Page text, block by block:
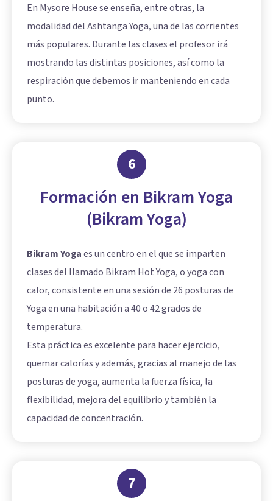
En Mysore House se enseña, entre otras, la
modalidad del Ashtanga Yoga, una de las corrientes
más populares. Durante las clases el profesor irá
mostrando las distintas posiciones, así como la
respiración que debemos ir manteniendo en cada
punto.
6
Formación en Bikram Yoga
(Bikram Yoga)
Bikram Yogaes un centro en el que se imparten
clases del llamado Bikram Hot Yoga, o yoga con
calor, consistente en una sesión de 26 posturas de
Yoga en una habitación a 40 o 42 grados de
temperatura.
Esta práctica es excelente para hacer ejercicio,
quemar calorías y además, gracias al manejo de las
posturas de yoga, aumenta la fuerza física, la
flexibilidad, mejora del equilibrio y también la
capacidad de concentración.
7